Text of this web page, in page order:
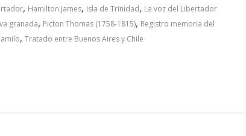
, Hamilton James, Isla de Trinidad, La voz del Libertador
granada, Picton Thomas (1758-1815), Registro memoria del
, Tratado entre Buenos Aires y Chile